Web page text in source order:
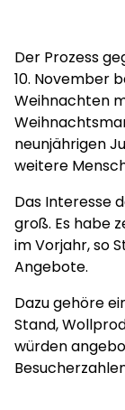
Der Prozess
10. November
Weihnachten
neunjährigen
weitere
Das Interesse
groß. Es habe
im Vorjahr, so
Angebote.
Dazu gehöre
Stand,
würden